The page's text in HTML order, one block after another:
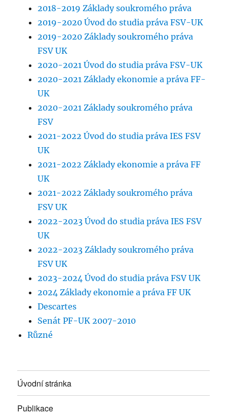
2018-2019 Základy soukromého práva
2019-2020 Úvod do studia práva FSV-UK
2019-2020 Základy soukromého práva
FSV UK
2020-2021 Úvod do studia práva FSV-UK
2020-2021 Základy ekonomie a práva FF-
UK
2020-2021 Základy soukromého práva
FSV
2021-2022 Úvod do studia práva IES FSV
UK
2021-2022 Základy ekonomie a práva FF
UK
2021-2022 Základy soukromého práva
FSV UK
2022-2023 Úvod do studia práva IES FSV
UK
2022-2023 Základy soukromého práva
FSV UK
2023-2024 Úvod do studia práva FSV UK
2024 Základy ekonomie a práva FF UK
Descartes
Senát PF-UK 2007-2010
Různé
Úvodní stránka
Publikace